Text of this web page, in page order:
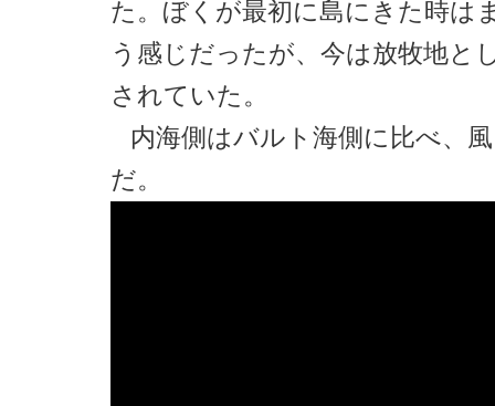
た。ぼくが最初に島にきた時は
う感じだったが、今は放牧地と
されていた。
内海側はバルト海側に比べ、
だ。